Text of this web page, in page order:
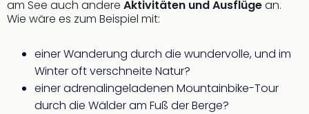
am See auch andere Aktivitäten und Ausflügean.
Wie wäre es zum Beispiel mit:
einer Wanderung durch die wundervolle, und im
Winter oft verschneite Natur?
einer adrenalingeladenen Mountainbike-Tour
durch die Wälder am Fuß der Berge?